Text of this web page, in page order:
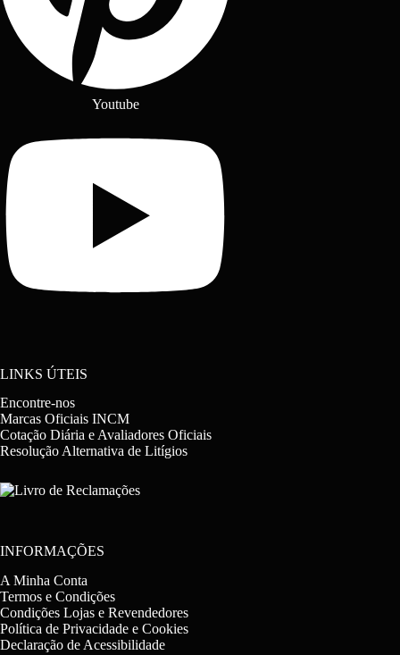
Youtube
LINKS ÚTEIS
Encontre-nos
Marcas Oficiais INCM
Cotação Diária e Avaliadores Oficiais
Resolução Alternativa de Litígios
INFORMAÇÕES
A Minha Conta
Termos e Condições
Condições Lojas e Revendedores
Política de Privacidade e Cookies
Declaração de Acessibilidade